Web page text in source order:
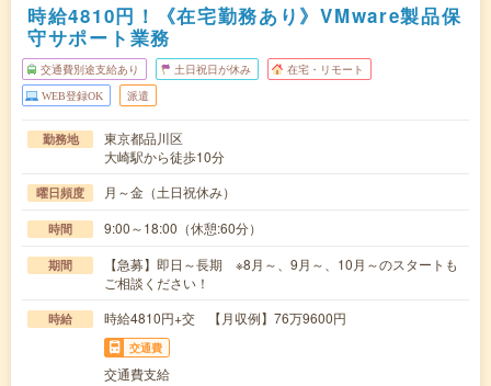
時給4810円！《在宅勤務あり》VMware製品保
守サポート業務
交通費別途支給あり 土日祝日が休み 在宅・リモート
WEB登録OK 派遣
勤務地
東京都品川区
大崎駅から徒歩10分
曜日頻度 月～金（土日祝休み）
時間 9:00～18:00（休憩:60分）
期間
【急募】即日～長期 ※8月～、9月～、10月～のスタートも
ご相談ください！
時給 時給4810円+交 【月収例】76万9600円
交通費
交通費支給